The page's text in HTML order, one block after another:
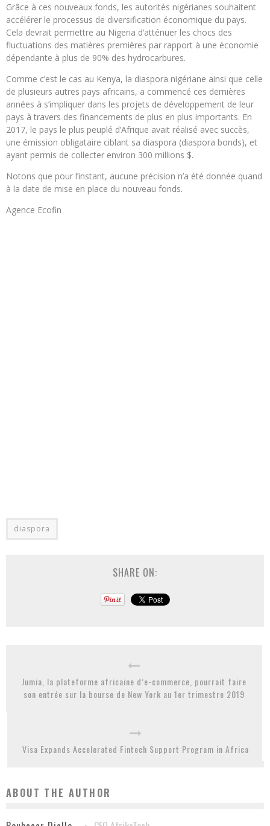
Grâce à ces nouveaux fonds, les autorités nigérianes souhaitent
accélérer le processus de diversification économique du pays.
Cela devrait permettre au Nigeria d’atténuer les chocs des
fluctuations des matières premières par rapport à une économie
dépendante à plus de 90% des hydrocarbures.
Comme c’est le cas au Kenya, la diaspora nigériane ainsi que celle
de plusieurs autres pays africains, a commencé ces dernières
années à s’impliquer dans les projets de développement de leur
pays à travers des financements de plus en plus importants. En
2017, le pays le plus peuplé d’Afrique avait réalisé avec succès,
une émission obligataire ciblant sa diaspora (diaspora bonds), et
ayant permis de collecter environ 300 millions $.
Notons que pour l’instant, aucune précision n’a été donnée quand
à la date de mise en place du nouveau fonds.
Agence Ecofin
diaspora
SHARE ON:
Jumia, la plateforme africaine d’e-commerce, pourrait faire
son entrée sur la bourse de New York au 1er trimestre 2019
Visa Expands Accelerated Fintech Support Program in Africa
ABOUT THE AUTHOR